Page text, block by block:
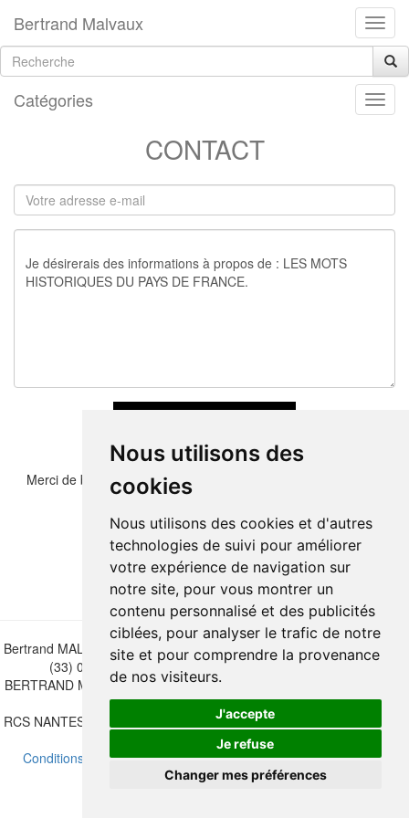
Nous utilisons des
cookies
Nous utilisons des cookies et d'autres
technologies de suivi pour améliorer
votre expérience de navigation sur
notre site, pour vous montrer un
contenu personnalisé et des publicités
ciblées, pour analyser le trafic de notre
site et pour comprendre la provenance
de nos visiteurs.
J'accepte
Je refuse
Changer mes préférences
Bertrand Malvaux
Catégories
CONTACT
Merci de bien vouloir recopier les chiffres et lettre ci-dessous :
Bertrand MALVAUX - 22 rue Crébillon, 44000 Nantes - FRANCE - Tél.
(33) 02 40 733 600 — bertrand.malvaux@wanadoo.fr
BERTRAND MALVAUX - ÉDITIONS DU CANONNIER SARL au capital
de 47.000 EUROS
RCS NANTES B 442 295 077 - N° INTRACOMMUNAUTAIRE CEE FR
30 442 295 077
Conditions de vente-Mettre à jour vos préférences de cookies